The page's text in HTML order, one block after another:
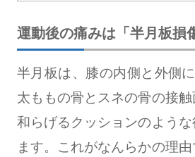
運動後の痛みは「半月板損
半月板は、膝の内側と外側
太ももの骨とスネの骨の接
和らげるクッションのよう
ます。これがなんらかの理